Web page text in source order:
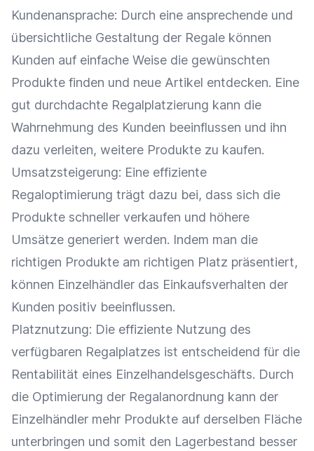
Kundenansprache: Durch eine ansprechende und
übersichtliche Gestaltung der Regale können
Kunden auf einfache Weise die gewünschten
Produkte finden und neue Artikel entdecken. Eine
gut durchdachte Regalplatzierung kann die
Wahrnehmung des Kunden beeinflussen und ihn
dazu verleiten, weitere Produkte zu kaufen.
Umsatzsteigerung: Eine effiziente
Regaloptimierung trägt dazu bei, dass sich die
Produkte schneller verkaufen und höhere
Umsätze generiert werden. Indem man die
richtigen Produkte am richtigen Platz präsentiert,
können Einzelhändler das Einkaufsverhalten der
Kunden positiv beeinflussen.
Platznutzung: Die effiziente Nutzung des
verfügbaren Regalplatzes ist entscheidend für die
Rentabilität eines Einzelhandelsgeschäfts. Durch
die Optimierung der Regalanordnung kann der
Einzelhändler mehr Produkte auf derselben Fläche
unterbringen und somit den Lagerbestand besser